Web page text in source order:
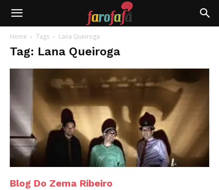
Farofafá
Home Tags Lana Queiroga
Tag: Lana Queiroga
Blog Do Zema Ribeiro